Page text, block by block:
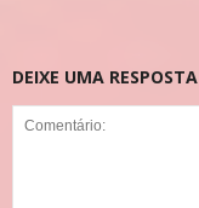
DEIXE UMA RESPOSTA